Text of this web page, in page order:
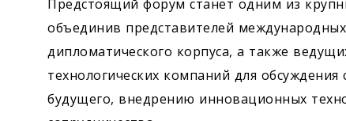
Предстоящий форум станет одним из
объединив представителей
дипломатического корпуса, а также
технологических компаний для
будущего, внедрению инновационных